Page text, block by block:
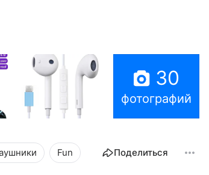
30
фотографий
Fun Поделиться